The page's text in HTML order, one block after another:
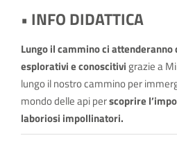
• INFO DIDATTICA
Lungo il cammino ci
esplorativi e conoscitivi grazie a
lungo il nostro cammino per
mondo delle api perscoprire
laboriosi impollinatori.